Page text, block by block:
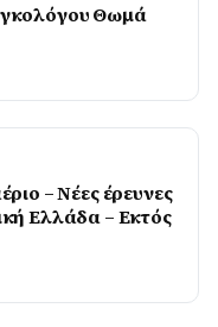
Θωμά
– Νέες έρευνες
Ελλάδα – Εκτός